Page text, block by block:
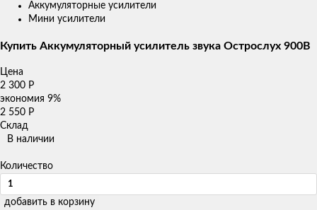
Аккумуляторные усилители
Мини усилители
Купить Аккумуляторный усилитель звука Острослух 900B
Цена
2 300 Р
экономия 9%
2 550 Р
Склад
В наличии
Количество
добавить в корзину